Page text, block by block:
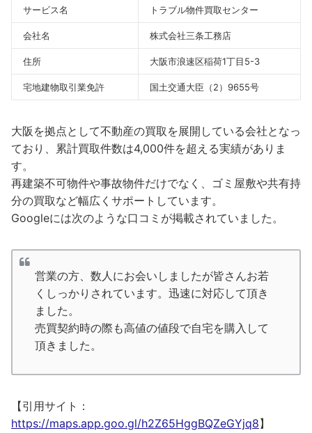
サービス名 トラブル物件買取センター
会社名 株式会社三条工務店
住所 大阪市浪速区稲荷1丁目5-3
宅地建物取引業免許 国土交通大臣（2）9655号
大阪を拠点として不動産の買取を展開している会社となっ
ており、累計買取件数は4,000件を超える実績がありま
す。
再建築不可物件や事故物件だけでなく、ゴミ屋敷や共有持
分の買取など幅広くサポートしています。
Googleには次のような口コミが掲載されていました。
営業の方、数人にお会いしましたが皆さんお若
くしっかりされています。迅速に対応して頂き
ました。
売買契約時の際も高値の値段で自宅を購入して
頂きました。
【引用サイト：
https://maps.app.goo.gl/h2Z65HggBQZeGYjq8】